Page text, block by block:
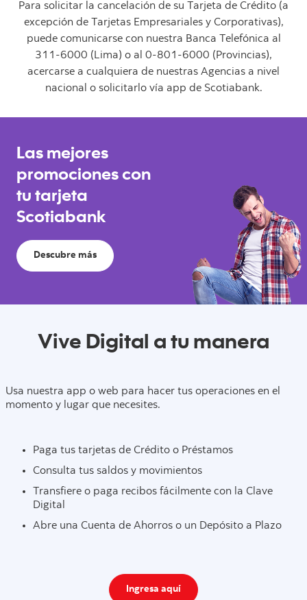
Para solicitar la cancelación de su Tarjeta de Crédito (a
excepción de Tarjetas Empresariales y Corporativas),
puede comunicarse con nuestra Banca Telefónica al
311-6000 (Lima) o al 0-801-6000 (Provincias),
acercarse a cualquiera de nuestras Agencias a nivel
nacional o solicitarlo vía app de Scotiabank.
Las mejores
promociones con
tu tarjeta
Scotiabank
Descubre más
Vive Digital a tu manera
Usa nuestra app o web para hacer tus operaciones en el
momento y lugar que necesites.
Paga tus tarjetas de Crédito o Préstamos
Consulta tus saldos y movimientos
Transfiere o paga recibos fácilmente con la Clave
Digital
Abre una Cuenta de Ahorros o un Depósito a Plazo
Ingresa aquí